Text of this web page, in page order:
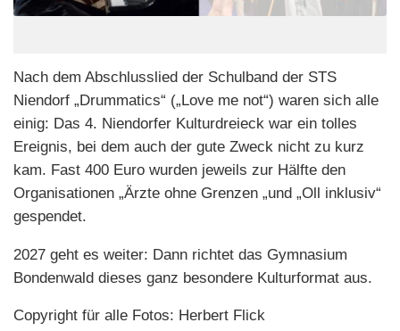
Nach dem Abschlusslied der Schulband der STS
Niendorf „Drummatics“ („Love me not“) waren sich alle
einig: Das 4. Niendorfer Kulturdreieck war ein tolles
Ereignis, bei dem auch der gute Zweck nicht zu kurz
kam. Fast 400 Euro wurden jeweils zur Hälfte den
Organisationen „Ärzte ohne Grenzen „und „Oll inklusiv“
gespendet.
2027 geht es weiter: Dann richtet das Gymnasium
Bondenwald dieses ganz besondere Kulturformat aus.
Copyright für alle Fotos: Herbert Flick